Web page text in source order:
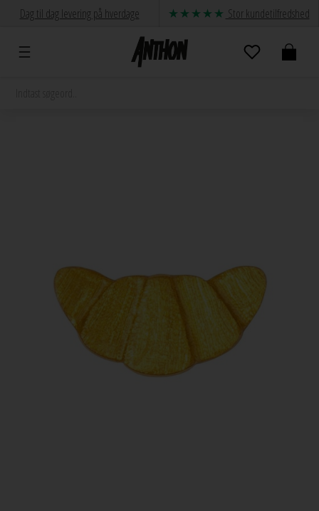
Dag til dag levering på hverdage Stor kundetilfredshed